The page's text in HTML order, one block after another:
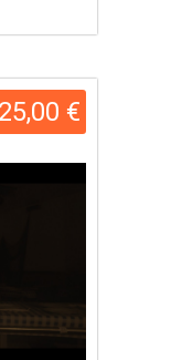
25,00 €